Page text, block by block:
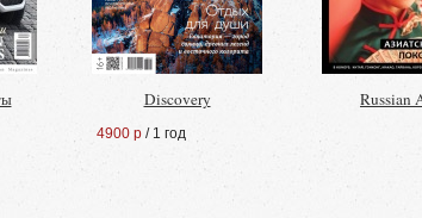
Discovery
4900 р / 1 год
Russian